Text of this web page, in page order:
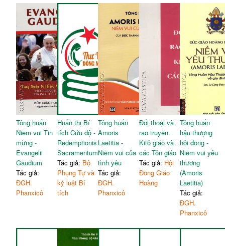
Tông huấn
Niềm vui Tin
mừng -
Evangelii
Gaudium
Tác giả:
ĐGH.
Phanxicô
Huấn thị Bí
tích Cứu độ -
Redemptionis
Sacramentum
Tác giả: Bộ
Phụng Tự và
kỷ luật Bí
tích
Tông huấn
Amoris
Laetitia -
Niềm vui của
tình yêu
Tác giả:
ĐGH.
Phanxicô
Đối thoại và
rao truyền.
Kitô giáo và
các Tôn giáo
Tác giả: Hội
Đồng Giáo
Hoàng
Tông huấn
hậu thượng
hội đồng -
Niềm vui yêu
thương
(Amoris
Laetitia)
Tác giả:
ĐGH.
Phanxicô